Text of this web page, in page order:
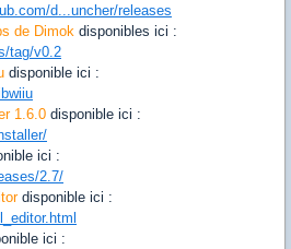
d...uncher/releases
de Dimok disponibles ici :
tag/v0.2
disponible ici :
1.6.0 disponible ici :
ici :
2.7/
disponible ici :
ici :